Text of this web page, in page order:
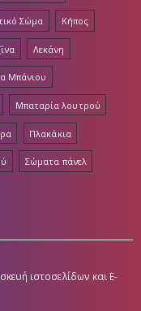
Σώμα Κήπος
Λεκάνη
Μπάνιου
Μπαταρία λουτρού
Πλακάκια
Σώματα πάνελ
ιστοσελίδων και E-